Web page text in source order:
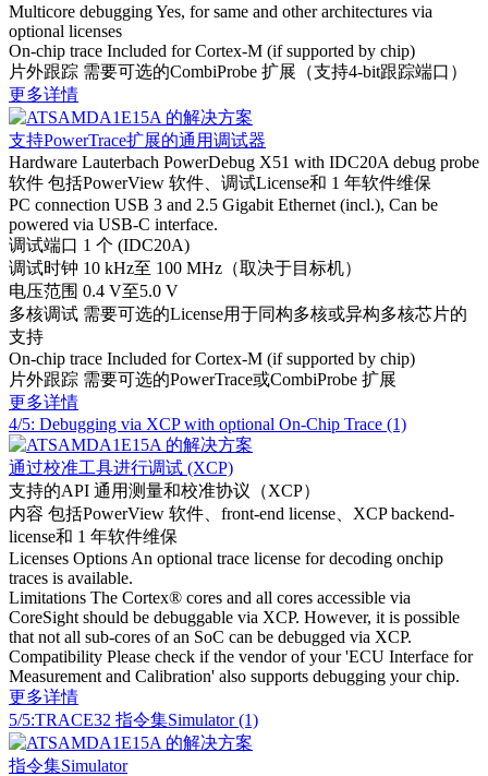
Multicore debuggingYes, for same and other architectures via
optional licenses
On-chip trace Included for Cortex-M (if supported by chip)
片外跟踪 需要可选的CombiProbe 扩展（支持4-bit跟踪端口）
更多详情
支持PowerTrace扩展的通用调试器
Hardware Lauterbach PowerDebug X51 with IDC20A debug probe
软件 包括PowerView 软件、调试License和 1 年软件维保
PC connection USB 3 and 2.5 Gigabit Ethernet (incl.), Can be
powered via USB-C interface.
调试端口 1 个 (IDC20A)
调试时钟 10 kHz至 100 MHz（取决于目标机）
电压范围 0.4 V至5.0 V
多核调试 需要可选的License用于同构多核或异构多核芯片的
支持
On-chip trace Included for Cortex-M (if supported by chip)
片外跟踪 需要可选的PowerTrace或CombiProbe 扩展
更多详情
4/5: Debugging via XCP with optional On-Chip Trace (1)
通过校准工具进行调试 (XCP)
支持的API 通用测量和校准协议（XCP）
内容 包括PowerView 软件、front-end license、XCP backend-
license和 1 年软件维保
Licenses Options An optional trace license for decoding onchip
traces is available.
Limitations The Cortex® cores and all cores accessible via
CoreSight should be debuggable via XCP. However, it is possible
that not all sub-cores of an SoC can be debugged via XCP.
Compatibility Please check if the vendor of your 'ECU Interface for
Measurement and Calibration' also supports debugging your chip.
更多详情
5/5:TRACE32 指令集Simulator (1)
指令集Simulator